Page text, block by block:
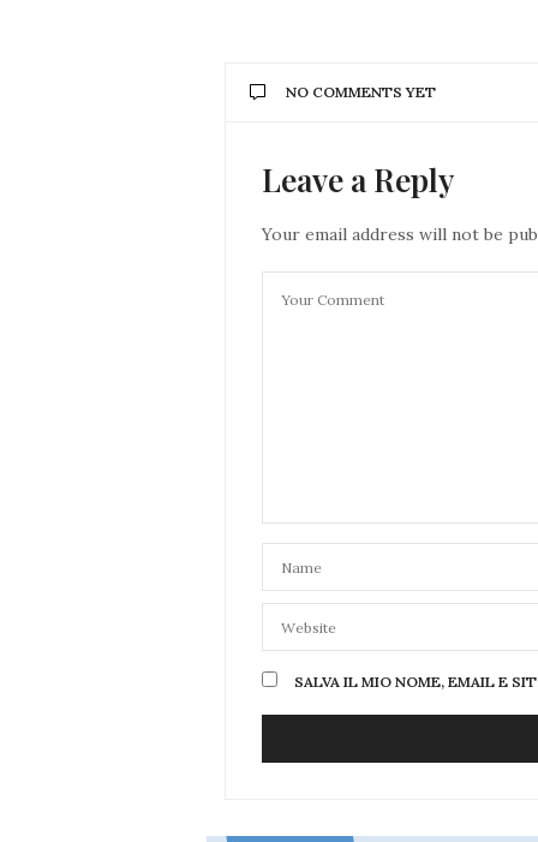
NO COMMENTS YET
Leave a Reply
Your email address will not be
SALVA IL MIO NOME, EMAIL E